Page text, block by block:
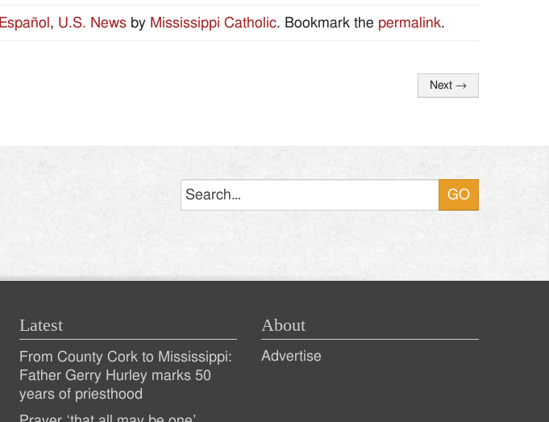
Español , U.S. News by Mississippi Catholic. Bookmark the permalink.
Next →
Latest
Recent
Posts
From County Cork to Mississippi:
Father Gerry Hurley marks 50
years of priesthood
About
Advertise